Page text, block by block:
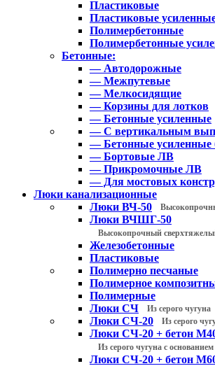
Пластиковые
Пластиковые
Полимербетонные
Полимербетонные
Бетонные:
— Автодорожные
— Межпутевые
— Мелкосидящие
— Корзины для лотков
— Бетонные усиленные
— С вертикальным
— Бетонные усиленные
— Бортовые ЛВ
— Прикромочные ЛВ
— Для мостовых
Люки канализационные
Люки ВЧ-50
Люки ВЧШГ-50
Высокопрочный
Железобетонные
Пластиковые
Полимерно песчаные
Полимерное
Полимерные
Люки СЧ
Из серого чугуна
Люки СЧ-20 Из серого
Люки СЧ-20 + бетон
Из серого чугуна с
Люки СЧ-20 + бетон